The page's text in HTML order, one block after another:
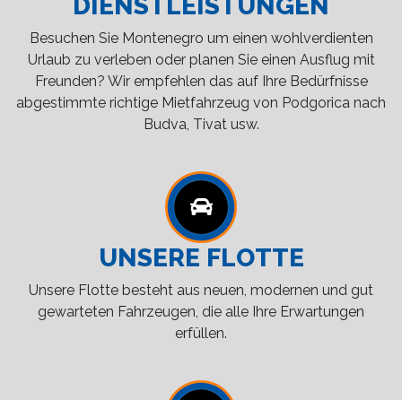
Besuchen Sie Montenegro um einen wohlverdienten
Urlaub zu verleben oder planen Sie einen Ausflug mit
Freunden? Wir empfehlen das auf Ihre Bedürfnisse
abgestimmte richtige Mietfahrzeug von Podgorica nach
Budva, Tivat usw.
UNSERE FLOTTE
Unsere Flotte besteht aus neuen, modernen und gut
gewarteten Fahrzeugen, die alle Ihre Erwartungen
erfüllen.